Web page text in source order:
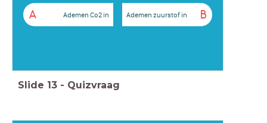
A Ademen Co2 in B
Ademen zuurstof in
Slide 13 - Quizvraag